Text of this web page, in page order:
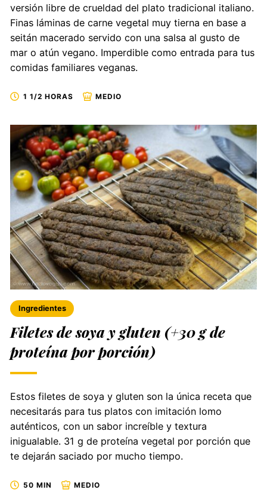
versión libre de crueldad del plato tradicional italiano.
Finas láminas de carne vegetal muy tierna en base a
seitán macerado servido con una salsa al gusto de
mar o atún vegano. Imperdible como entrada para tus
comidas familiares veganas.
1 1/2 HORAS MEDIO
Ingredientes
Filetes de soya y gluten (+30 g de
proteína por porción)
Estos filetes de soya y gluten son la única receta que
necesitarás para tus platos con imitación lomo
auténticos, con un sabor increíble y textura
inigualable. 31 g de proteína vegetal por porción que
te dejarán saciado por mucho tiempo.
50 MIN MEDIO